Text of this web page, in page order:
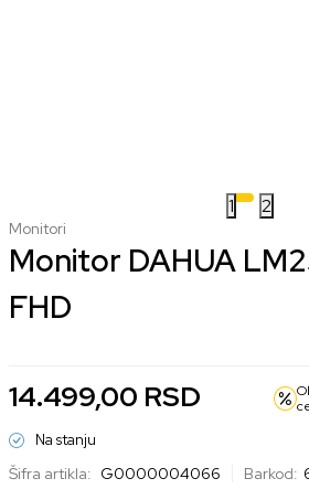
1 2
Monitori
Monitor DAHUA
FHD
14.499,00 RSD
Na stanju
Šifra artikla: G0000004066 Barkod: